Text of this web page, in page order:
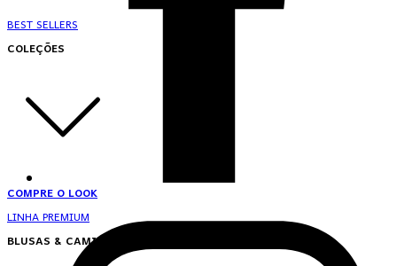
BEST SELLERS
COLEÇÕES
COMPRE O LOOK
LINHA PREMIUM
BLUSAS & CAMISAS